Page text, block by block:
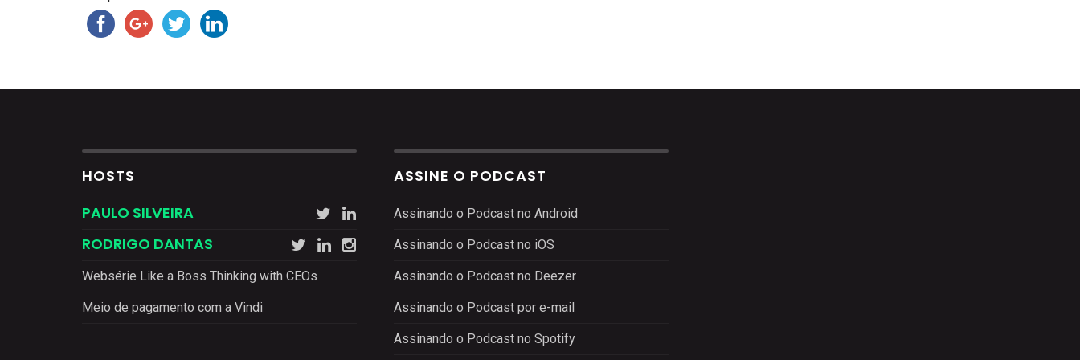
HOSTS
PAULO SILVEIRA
RODRIGO DANTAS
Websérie Like a Boss Thinking with CEOs
Meio de pagamento com a Vindi
ASSINE O PODCAST
Assinando o Podcast no Android
Assinando o Podcast no iOS
Assinando o Podcast no Deezer
Assinando o Podcast por e-mail
Assinando o Podcast no Spotify